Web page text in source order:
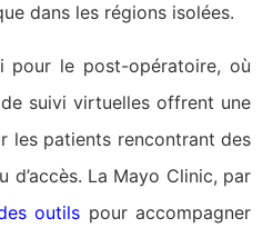
dans les régions isolées.
pour le post-opératoire, où
suivi virtuelles offrent une
les patients rencontrant des
La Mayo Clinic, par
outils pour accompagner